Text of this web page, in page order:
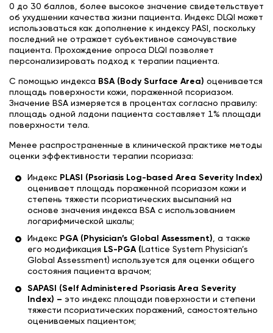
0 до 30 баллов, более высокое значение свидетельствует
об ухудшении качества жизни пациента. Индекс DLQI может
использоваться как дополнение к индексу PASI, поскольку
последний не отражает субъективное самочувствие
пациента. Прохождение опроса DLQI позволяет
персонализировать подход к терапии пациента.
С помощью индекса BSA (Body Surface Area) оценивается
площадь поверхности кожи, пораженной псориазом.
Значение BSA измеряется в процентах согласно правилу:
площадь одной ладони пациента составляет 1% площади
поверхности тела.
Менее распространенные в клинической практике методы
оценки эффективности терапии псориаза:
Индекс PLASI (Psoriasis Log-based Area Severity Index)
оценивает площадь пораженной псориазом кожи и
степень тяжести псориатических высыпаний на
основе значения индекса BSA с использованием
логарифмической шкалы;
Индекс PGA (Physician’s Global Assessment), а также
его модификация LS-PGA ( Lattice System Physician’s
Global Assessment) используется для оценки общего
состояния пациента врачом;
SAPASI (Self Administered Psoriasis Area Severity
Index) – это индекс площади поверхности и степени
тяжести псориатических поражений, самостоятельно
оцениваемых пациентом;